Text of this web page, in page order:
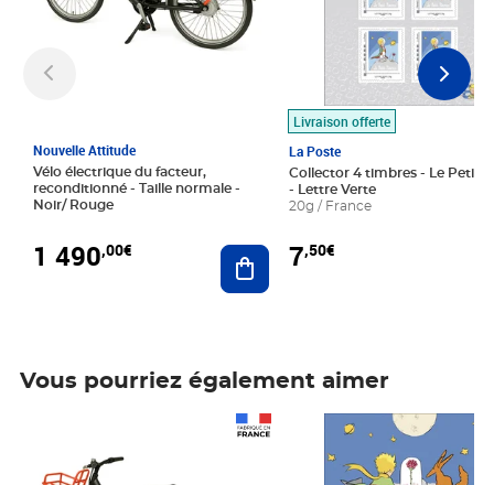
Nouvelle Attitude
Vélo électrique du facteur,
reconditionné - Taille normale -
Noir/ Rouge
1 490,00€ Ajouter au panier
Livraison offerte
La Poste
Collector 4 timbres - Le Petit
- Lettre Verte
20g / France
7,50€
Vous pourriez également aimer
Prix 7,50€